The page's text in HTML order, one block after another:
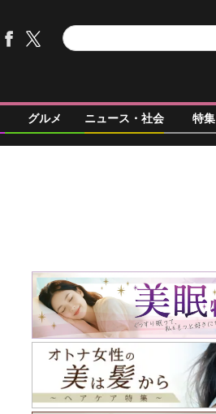
グルメ ニュース・社会 特集